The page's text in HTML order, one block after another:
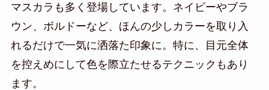
マスカラも多く登場しています。ネイビーやブラ
ウン、ボルドーなど、ほんの少しカラーを取り入
れるだけで一気に洒落た印象に。特に、目元全体
を控えめにして色を際立たせるテクニックもあり
ます。